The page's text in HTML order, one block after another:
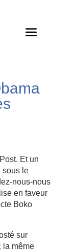
Et un
sous le
nous-nous
en faveur
Boko
sur
la même